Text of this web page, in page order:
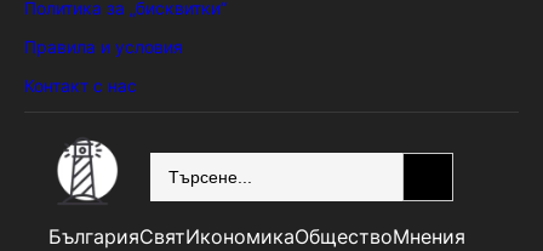
Политика за „бисквитки“
Правила и условия
Контакт с нас
БългарияСвятИкономикаОбществоМнения